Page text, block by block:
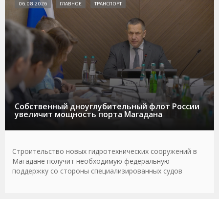
Собственный дноуглубительный флот России
увеличит мощность порта Магадана
06.08.2026 ГЛАВНОЕ ТРАНСПОРТ
Строительство новых гидротехнических сооружений в
Магадане получит необходимую федеральную
поддержку со стороны специализированных судов